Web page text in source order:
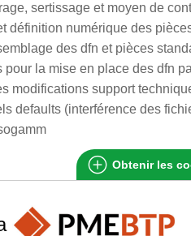
sertissage et moyen de
définition numérique des
des dfn et pièces
la mise en place des dfn
modifications support
defaults (interférence des
Obtenir les